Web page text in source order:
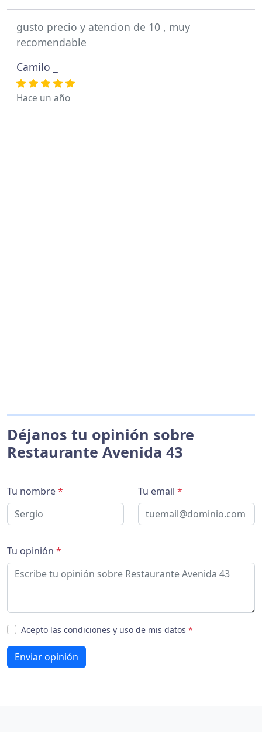
gusto precio y atencion de 10 , muy
recomendable
Camilo _
Hace un año
Déjanos tu opinión sobre
Restaurante Avenida 43
Tu nombre* Tu email *
Tu opinión *
Acepto las condiciones y uso de mis datos *
Enviar opinión